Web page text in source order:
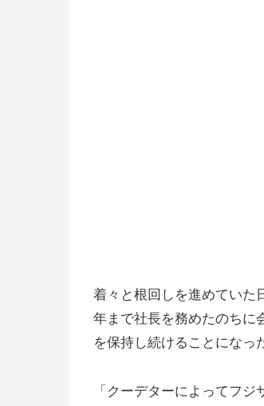
着々と根回しを進めていた
年まで社長を務めたのちに
を保持し続けることになっ
「クーデターによってフ